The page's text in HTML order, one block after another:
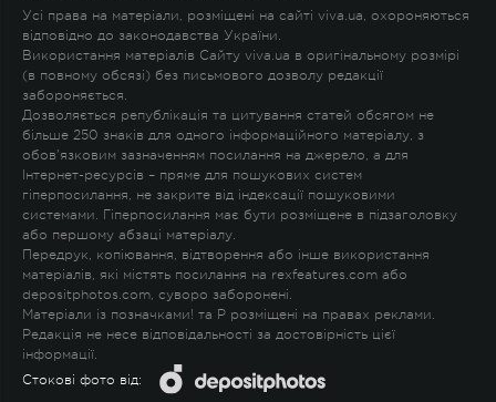
Усі права на матеріали, розміщені на сайті viva.ua, охороняються
відповідно до законодавства України.
Використання матеріалів Сайту viva.ua в оригінальному розмірі
(в повному обсязі) без письмового дозволу редакції
забороняється.
Дозволяється републікація та цитування статей обсягом не
більше 250 знаків для одного інформаційного матеріалу, з
обов'язковим зазначенням посилання на джерело, а для
Інтернет-ресурсів – пряме для пошукових систем
гіперпосилання, не закрите від індексації пошуковими
системами. Гіперпосилання має бути розміщене в підзаголовку
або першому абзаці матеріалу.
Передрук, копіювання, відтворення або інше використання
матеріалів, які містять посилання на rexfeatures.com або
depositphotos.com, суворо заборонені.
Матеріали із позначками! та P розміщені на правах реклами.
Редакція не несе відповідальності за достовірність цієї
інформації.
Стокові фото від: